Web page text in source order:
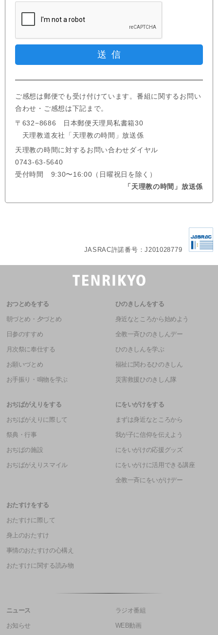
ご感想は郵便でも受け付けています。番組に関するお問い
合わせ・ご感想は下記まで。
〒632−8686 日本郵便天理局私書箱30
天理教道友社「天理教の時間」放送係
天理教の時間に対するお問い合わせダイヤル
0743-63-5640
受付時間 9:30〜16:00（日曜祝日を除く）
「天理教の時間」放送係
JASRAC許諾番号：J201028779
おつとめをする
朝づとめ・夕づとめ
日参のすすめ
月次祭に奉仕する
お願いづとめ
お手振り・鳴物を学ぶ
ひのきしんをする
身近なところから始めよう
全教一斉ひのきしんデー
ひのきしんを学ぶ
福祉に関わるひのきしん
災害救援ひのきしん隊
おぢばがえりをする
おぢばがえりに際して
祭典・行事
おぢばの施設
おぢばがえりスマイル
にをいがけをする
まずは身近なところから
我が子に信仰を伝えよう
にをいがけの応援グッズ
にをいがけに活用できる講座
全教一斉にをいがけデー
おたすけをする
おたすけに際して
身上のおたすけ
事情のおたすけの心構え
おたすけに関する読み物
ニュース
お知らせ
ラジオ番組
WEB動画